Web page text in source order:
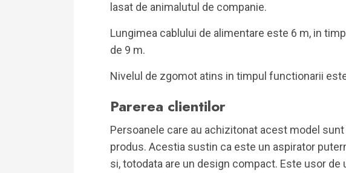
lasat de animalutul de companie.
Lungimea cablului de alimentare este 6 m, in
de 9 m.
Nivelul de zgomot atins in timpul functionarii
Parerea clientilor
Persoanele care au achizitonat acest model
produs. Acestia sustin ca este un aspirator
si, totodata are un design compact. Este usor de